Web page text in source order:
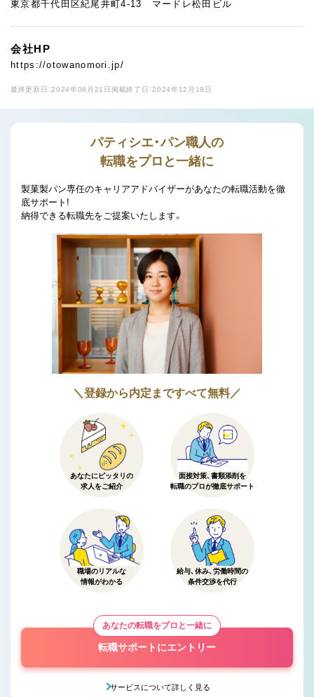
東京都千代田区紀尾井町4-13 マードレ松田ビル
会社HP
https://otowanomori.jp/
最終更新日：2024年08月21日 掲載終了日：2024年12月18日
パティシエ・パン職人の
転職をプロと一緒に
製菓製パン専任のキャリアアドバイザーがあなたの転職活動を徹
底サポート!
納得できる転職先をご提案いたします。
＼登録から内定まですべて無料／
あなたにピッタリの
求人をご紹介
面接対策、書類添削を
転職のプロが徹底サポート
職場のリアルな
情報がわかる
給与、休み、労働時間の
条件交渉を代行
あなたの転職をプロと一緒に
転職サポートにエントリー
サービスについて詳しく見る